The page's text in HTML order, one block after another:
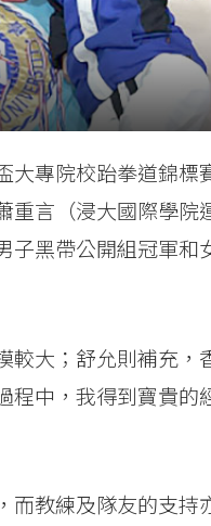
大專院校跆拳道錦標
重言（浸大國際學院
子黑帶公開組冠軍和
較大；舒允則補充，
程中，我得到寶貴的
而教練及隊友的支持